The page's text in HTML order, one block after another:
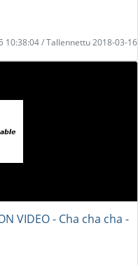
10:38:04 / Tallennettu 2018-03-16
VIDEO - Cha cha cha -